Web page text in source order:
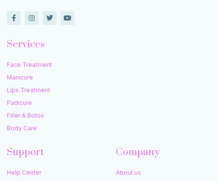
Services
Face Treatment
Manicure
Lips Treatment
Padicure
Filler & Botox
Body Care
Support
Help Center
Company
About us